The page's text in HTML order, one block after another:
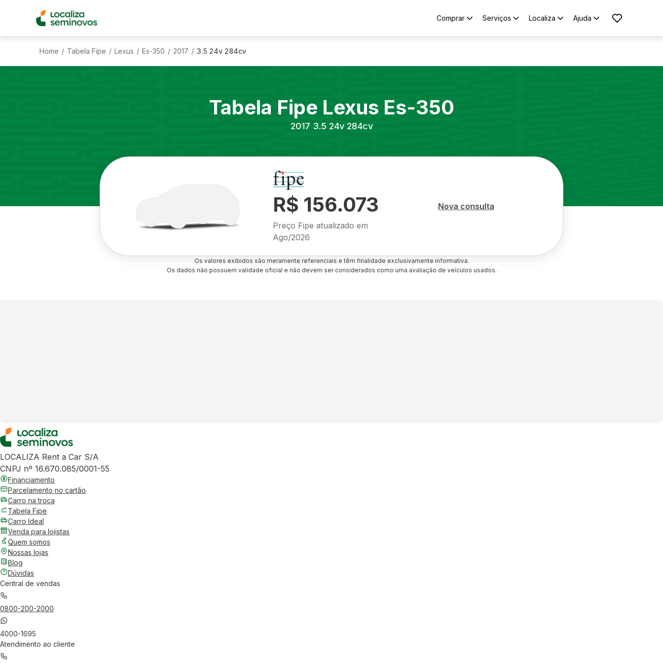
Comprar Serviços Localiza Ajuda
Home / Tabela Fipe / Lexus / Es-350 / 2017 / 3.5 24v 284cv
Tabela Fipe Lexus Es-350
2017 3.5 24v 284cv
R$ 156.073
Preço Fipe atualizado em
Ago/2026
Nova consulta
Os valores exibidos são meramente referenciais e têm finalidade exclusivamente informativa.
Os dados não possuem validade oficial e não devem ser considerados como uma avaliação de veículos usados.
LOCALIZA Rent a Car S/A
CNPJ nº 16.670.085/0001-55
Financiamento
Parcelamento no cartão
Carro na troca
Tabela Fipe
Carro Ideal
Venda para lojistas
Quem somos
Nossas lojas
Blog
Dúvidas
Central de vendas
0800-200-2000
4000-1695
Atendimento ao cliente